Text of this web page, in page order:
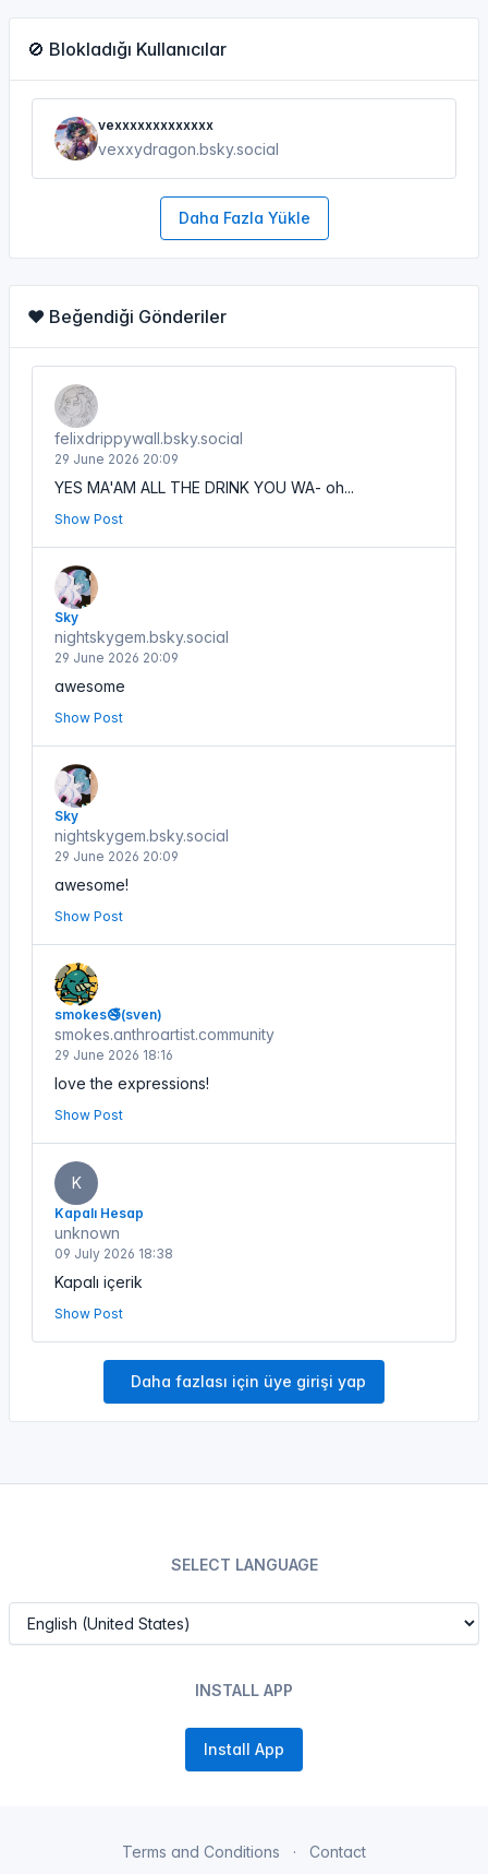
🚫 Blokladığı Kullanıcılar
vexxxxxxxxxxxxx
vexxydragon.bsky.social
Daha Fazla Yükle
❤️ Beğendiği Gönderiler
felixdrippywall.bsky.social
29 June 2026 20:09
YES MA'AM ALL THE DRINK YOU WA- oh...
Show Post
Sky
nightskygem.bsky.social
29 June 2026 20:09
awesome
Show Post
Sky
nightskygem.bsky.social
29 June 2026 20:09
awesome!
Show Post
smokes🚭(sven)
smokes.anthroartist.community
29 June 2026 18:16
love the expressions!
Show Post
K
Kapalı Hesap
unknown
09 July 2026 18:38
Kapalı içerik
Show Post
Daha fazlası için üye girişi yap
SELECT LANGUAGE
INSTALL APP
Install App
Terms and Conditions Contact